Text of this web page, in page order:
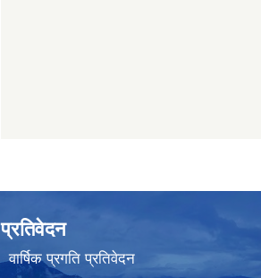
प्रतिवेदन
वार्षिक प्रगति प्रतिवेदन